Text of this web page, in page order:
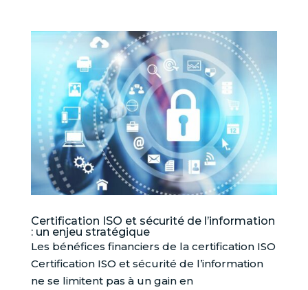
Certification ISO et sécurité de l’information
: un enjeu stratégique
Les bénéfices financiers de la certification ISO
Certification ISO et sécurité de l’information
ne se limitent pas à un gain en